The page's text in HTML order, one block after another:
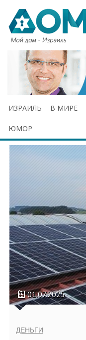
ИЗРАИЛЬ В МИРЕ
ЮМОР
01.07.2025
ДЕНЬГИ